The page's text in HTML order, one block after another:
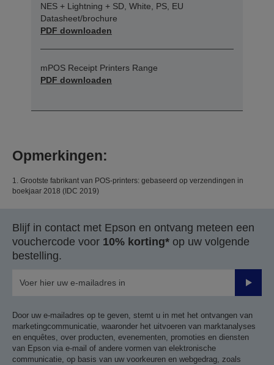
NES + Lightning + SD, White, PS, EU
Datasheet/brochure
PDF downloaden
mPOS Receipt Printers Range
PDF downloaden
Opmerkingen:
1. Grootste fabrikant van POS-printers: gebaseerd op verzendingen in
boekjaar 2018 (IDC 2019)
Blijf in contact met Epson en ontvang meteen een
vouchercode voor 10% korting* op uw volgende
bestelling.
Door uw e-mailadres op te geven, stemt u in met het ontvangen van
marketingcommunicatie, waaronder het uitvoeren van marktanalyses
en enquêtes, over producten, evenementen, promoties en diensten
van Epson via e-mail of andere vormen van elektronische
communicatie, op basis van uw voorkeuren en webgedrag, zoals